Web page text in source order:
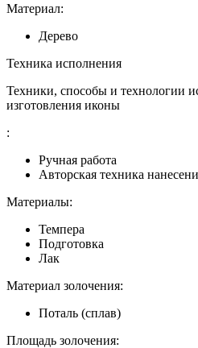
Материал:
Дерево
Техника исполнения
Техники, способы и технологии
изготовления иконы
:
Ручная работа
Авторская техника
Материалы:
Темпера
Подготовка
Лак
Материал золочения:
Поталь (сплав)
Площадь золочения: